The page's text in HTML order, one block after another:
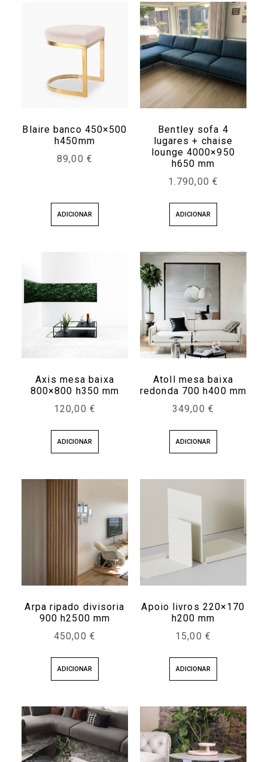
Blaire banco 450×500
h450mm
89,00 €
ADICIONAR
Bentley sofa 4
lugares + chaise
lounge 4000×950
h650 mm
1.790,00 €
ADICIONAR
Axis mesa baixa
800×800 h350 mm
120,00 €
ADICIONAR
Atoll mesa baixa
redonda 700 h400 mm
349,00 €
ADICIONAR
Arpa ripado divisoria
900 h2500 mm
450,00 €
ADICIONAR
Apoio livros 220×170
h200 mm
15,00 €
ADICIONAR